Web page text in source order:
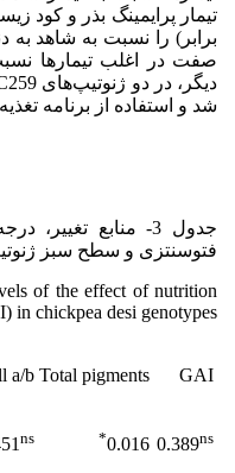
صفت در اغلب تیمارها
شد و استفاده از برنامه‌
جدول 3- منابع
فتوسنتزی و سطح سبز
of the effect of nutrition
in chickpea desi genotypes
GAI
Total pigments
a/b
0.389ns
0.016
*
ns